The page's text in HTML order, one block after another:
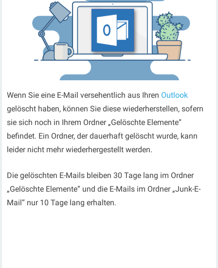
Wenn Sie eine E-Mail versehentlich aus Ihren Outlook
gelöscht haben, können Sie diese wiederherstellen, sofern
sie sich noch in Ihrem Ordner „Gelöschte Elemente“
befindet. Ein Ordner, der dauerhaft gelöscht wurde, kann
leider nicht mehr wiederhergestellt werden.
Die gelöschten E-Mails bleiben 30 Tage lang im Ordner
„Gelöschte Elemente“ und die E-Mails im Ordner „Junk-E-
Mail“ nur 10 Tage lang erhalten.